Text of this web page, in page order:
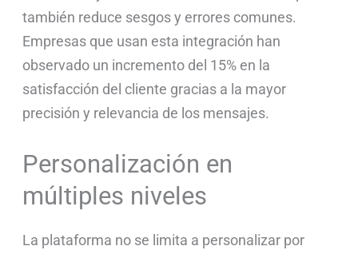
también reduce sesgos y errores comunes.
Empresas que usan esta integración han
observado un incremento del 15% en la
satisfacción del cliente gracias a la mayor
precisión y relevancia de los mensajes.
Personalización en
múltiples niveles
La plataforma no se limita a personalizar por